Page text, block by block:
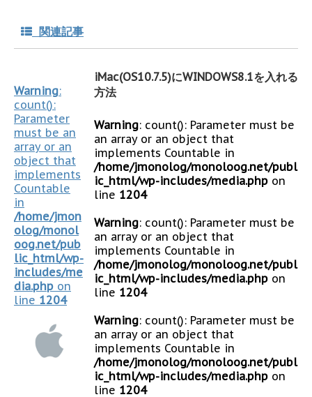
関連記事
Warning:
count():
Parameter
must be an
array or an
object that
implements
Countable
in
/home/jmon
olog/monol
oog.net/pub
lic_html/wp-
includes/me
dia.php on
line 1204
iMac(OS10.7.5)にWINDOWS8.1を入れる
方法
Warning: count(): Parameter must be
an array or an object that
implements Countable in
/home/jmonolog/monoloog.net/publ
ic_html/wp-includes/media.php on
line 1204
Warning: count(): Parameter must be
an array or an object that
implements Countable in
/home/jmonolog/monoloog.net/publ
ic_html/wp-includes/media.php on
line 1204
Warning: count(): Parameter must be
an array or an object that
implements Countable in
/home/jmonolog/monoloog.net/publ
ic_html/wp-includes/media.php on
line 1204